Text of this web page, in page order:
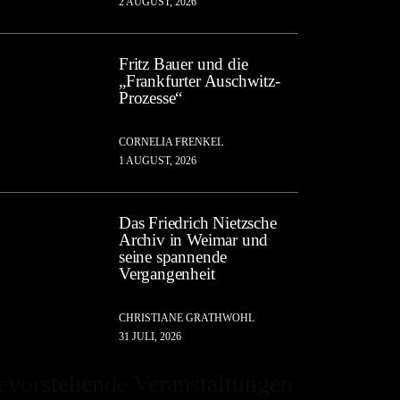
Fritz Bauer und die
„Frankfurter Auschwitz-
Prozesse“
CORNELIA FRENKEL
1 AUGUST, 2026
Das Friedrich Nietzsche
Archiv in Weimar und
seine spannende
Vergangenheit
CHRISTIANE GRATHWOHL
31 JULI, 2026